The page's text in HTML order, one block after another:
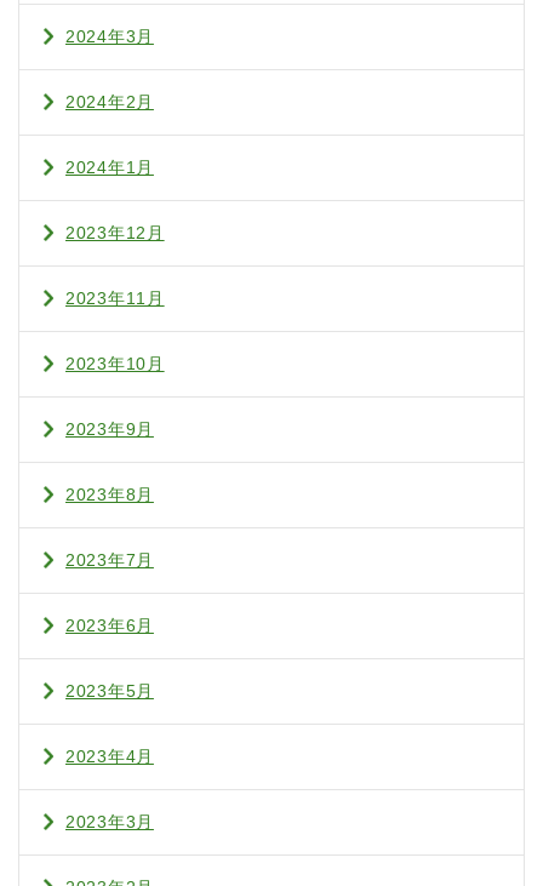
2024年3月
2024年2月
2024年1月
2023年12月
2023年11月
2023年10月
2023年9月
2023年8月
2023年7月
2023年6月
2023年5月
2023年4月
2023年3月